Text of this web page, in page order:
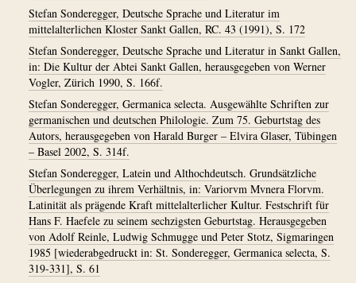
Stefan Sonderegger, Deutsche Sprache und Literatur im
mittelalterlichen Kloster Sankt Gallen, RC. 43 (1991), S. 172
Stefan Sonderegger, Deutsche Sprache und Literatur in Sankt Gallen,
in: Die Kultur der Abtei Sankt Gallen, herausgegeben von Werner
Vogler, Zürich 1990, S. 166f.
Stefan Sonderegger, Germanica selecta. Ausgewählte Schriften zur
germanischen und deutschen Philologie. Zum 75. Geburtstag des
Autors, herausgegeben von Harald Burger – Elvira Glaser, Tübingen
– Basel 2002, S. 314f.
Stefan Sonderegger, Latein und Althochdeutsch. Grundsätzliche
Überlegungen zu ihrem Verhältnis, in: Variorvm Mvnera Florvm.
Latinität als prägende Kraft mittelalterlicher Kultur. Festschrift für
Hans F. Haefele zu seinem sechzigsten Geburtstag. Herausgegeben
von Adolf Reinle, Ludwig Schmugge und Peter Stotz, Sigmaringen
1985 [wiederabgedruckt in: St. Sonderegger, Germanica selecta, S.
319-331], S. 61